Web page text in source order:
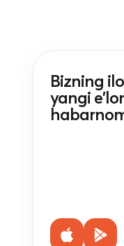
Bizning
yangi